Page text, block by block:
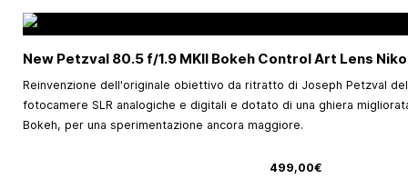
New Petzval 80.5 f/1.9 MKII Bokeh Control Art Lens
Reinvenzione dell'originale obiettivo da ritratto di Joseph Petzval
fotocamere SLR analogiche e digitali e dotato di una ghiera
Bokeh, per una sperimentazione ancora maggiore.
499,00€